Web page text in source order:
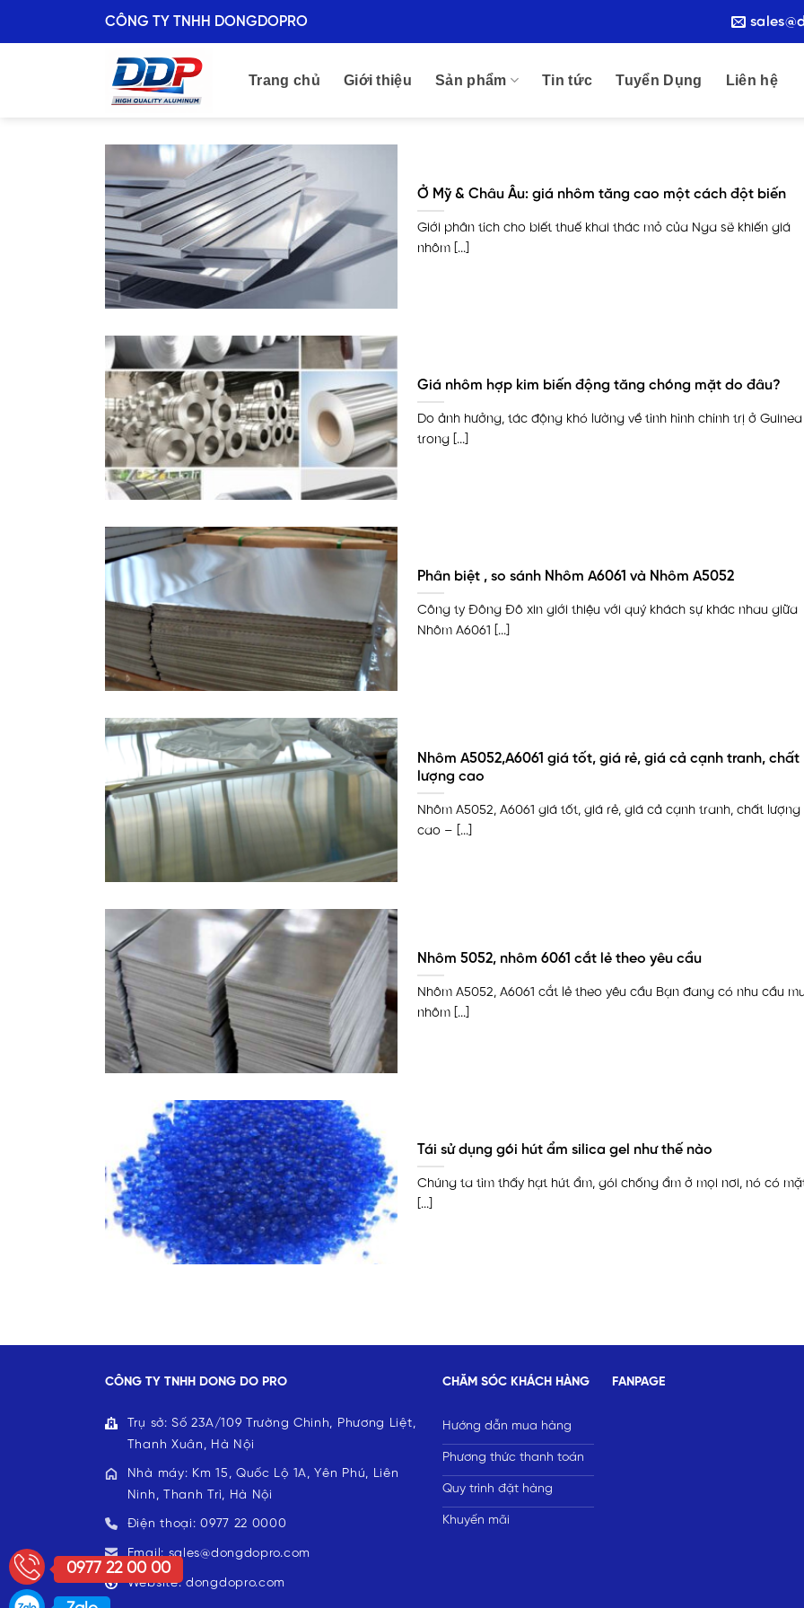
CÔNG TY TNHH DONGDOPRO
Trang chủ Giới thiệu Sản phẩm Tin tức Tuyển Dụng Liên hệ
Ở Mỹ & Châu Âu: giá nhôm tăng cao một cách đột biến
Giới phân tích cho biết thuế khai thác mỏ của Nga sẽ khiến giá
nhôm [...]
Giá nhôm hợp kim biến động tăng chóng mặt do đâu?
Do ảnh hưởng, tác động khó lường về tình hình chính trị ở Guinea
trong [...]
Phân biệt , so sánh Nhôm A6061 và Nhôm A5052
Công ty Đông Đô xin giới thiệu với quý khách sự khác nhau giữa
Nhôm A6061 [...]
Nhôm A5052,A6061 giá tốt, giá rẻ, giá cả cạnh tranh, chất
lượng cao
Nhôm A5052, A6061 giá tốt, giá rẻ, giá cả cạnh tranh, chất lượng
cao – [...]
Nhôm 5052, nhôm 6061 cắt lẻ theo yêu cầu
Nhôm A5052, A6061 cắt lẻ theo yêu cầu Bạn đang có nhu cầu
nhôm [...]
Tái sử dụng gói hút ẩm silica gel như thế nào
Chúng ta tìm thấy hạt hút ẩm, gói chống ẩm ở mọi nơi, nó có
[...]
CÔNG TY TNHH DONG DO PRO
Trụ sở: Số 23A/109 Trường Chinh, Phương Liệt,
Thanh Xuân, Hà Nội
Nhà máy: Km 15, Quốc Lộ 1A, Yên Phú, Liên
Ninh, Thanh Trì, Hà Nội
Điện thoại: 0977 22 0000
Email: sales@dongdopro.com
Website: dongdopro.com
CHĂM SÓC KHÁCH HÀNG
Hướng dẫn mua hàng
Phương thức thanh toán
Quy trình đặt hàng
Khuyến mãi
FANPAGE
0977 22 00 00